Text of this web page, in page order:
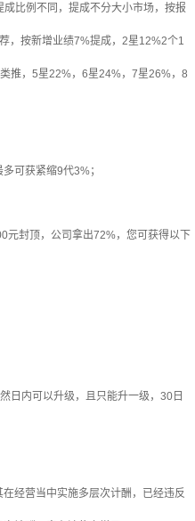
比例不同，提成不分大小市场，按报
，按新增业绩7%提成，2星12%2个1
推，5星22%，6星24%，7星26%，8
可获紧缩9代3%；
元封顶，公司拿出72%，您可获得以下
日内可以升级，且只能升一级，30日
经营当中实施多层次计酬，已经违反